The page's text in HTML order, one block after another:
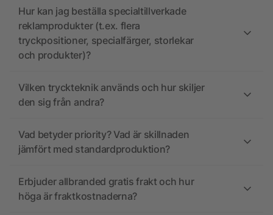
Hur kan jag beställa specialtillverkade
reklamprodukter (t.ex. flera
tryckpositioner, specialfärger, storlekar
och produkter)?
Vilken tryckteknik används och hur skiljer
den sig från andra?
Vad betyder priority? Vad är skillnaden
jämfört med standardproduktion?
Erbjuder allbranded gratis frakt och hur
höga är fraktkostnaderna?